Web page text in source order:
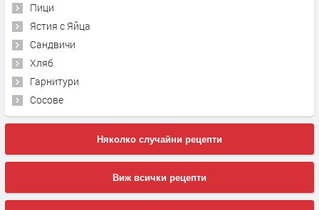
Пици
Ястия с Яйца
Сандвичи
Хляб
Гарнитури
Сосове
Няколко случайни рецепти
Виж всички рецепти